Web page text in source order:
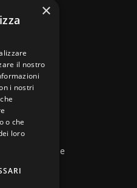
piattaforme
×
il nostro
i nostri
o che
loro